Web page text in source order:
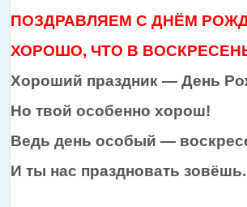
ПОЗДРАВЛЯЕМ С ДНЁМ
ХОРОШО, ЧТО В
Хороший праздник — День
Но твой особенно хорош!
Ведь день особый —
И ты нас праздновать зовёшь.